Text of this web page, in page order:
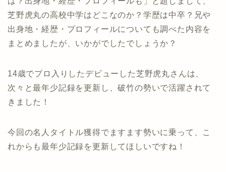
芝野虎丸の高校中学はどこなのか？学歴は中卒？兄や
出身地・経歴・プロフィールについても調べた内容を
まとめましたが、いかがでしたでしょうか？
14歳でプロ入りしたデビューした芝野虎丸さんは、
次々と最年少記録を更新し、破竹の勢いで活躍されて
きました！
今回の名人タイトル獲得でますます勢いに乗って、こ
れからも最年少記録を更新してほしいですね！